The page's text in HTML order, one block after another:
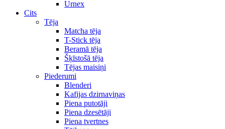
Urnex
Cits
Tēja
Matcha tēja
T-Stick tēja
Beramā tēja
Šķīstošā tēja
Tējas maisiņi
Piederumi
Blenderi
Kafijas dzirnaviņas
Piena putotāji
Piena dzesētāji
Piena tvertnes